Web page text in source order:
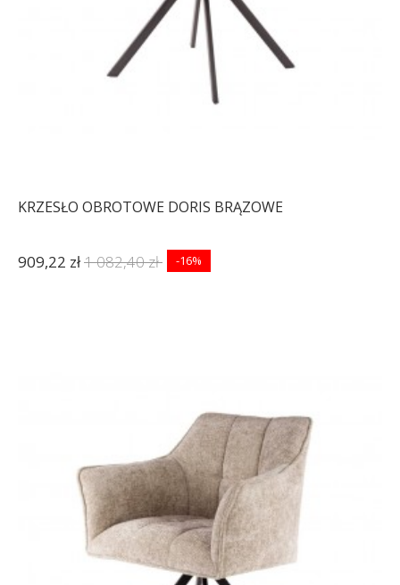
KRZESŁO OBROTOWE DORIS BRĄZOWE
909,22 zł1 082,40 zł -16%